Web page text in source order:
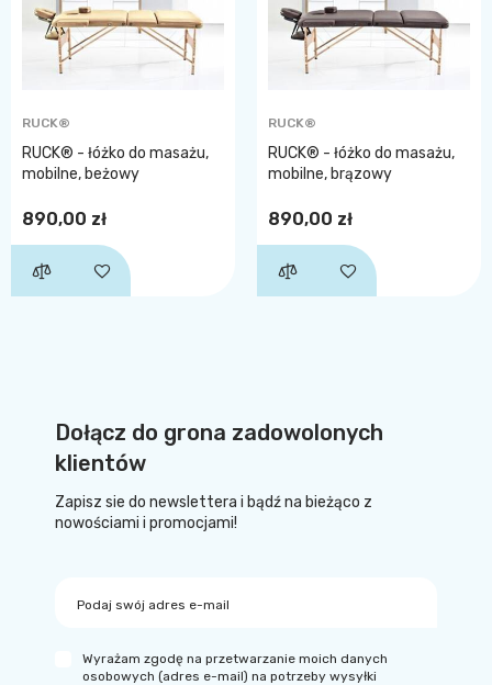
RUCK®
RUCK® - łóżko do masażu,
mobilne, beżowy
890,00 zł
RUCK®
RUCK® - łóżko do masażu,
mobilne, brązowy
890,00 zł
Dołącz do grona zadowolonych
klientów
Zapisz sie do newslettera i bądź na bieżąco z
nowościami i promocjami!
Podaj swój adres e-mail
Wyrażam zgodę na przetwarzanie moich danych
osobowych (adres e-mail) na potrzeby wysyłki